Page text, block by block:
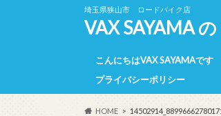
埼玉県狭山市 ロードバイク店
VAX SAYAMA
こんにちはVAX SAYAMAです
プライバシーポリシー
HOME